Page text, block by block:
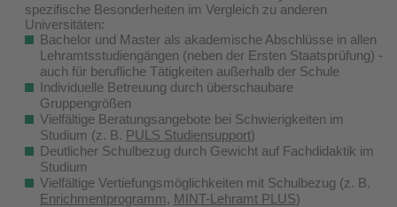
spezifische Besonderheiten im Vergleich zu anderen
Universitäten:
Bachelor und Master als akademische Abschlüsse in allen
Lehramtsstudiengängen (neben der Ersten Staatsprüfung) -
auch für berufliche Tätigkeiten außerhalb der Schule
Individuelle Betreuung durch überschaubare
Gruppengrößen
Vielfältige Beratungsangebote bei Schwierigkeiten im
Studium (z. B. PULS Studiensupport)
Deutlicher Schulbezug durch Gewicht auf Fachdidaktik im
Studium
Vielfältige Vertiefungsmöglichkeiten mit Schulbezug (z. B.
Enrichmentprogramm, MINT-Lehramt PLUS)